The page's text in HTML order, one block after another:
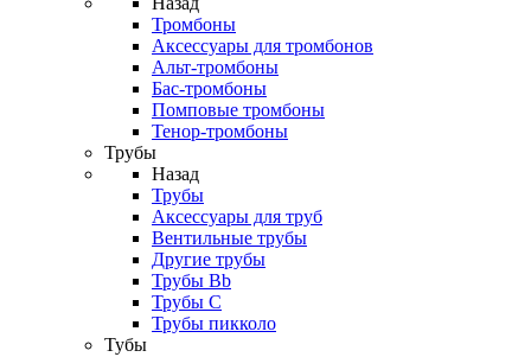
Тромбоны
Аксессуары для тромбонов
Альт-тромбоны
Бас-тромбоны
Помповые тромбоны
Тенор-тромбоны
Трубы
Назад
Трубы
Аксессуары для труб
Вентильные трубы
Другие трубы
Трубы Bb
Трубы C
Трубы пикколо
Тубы